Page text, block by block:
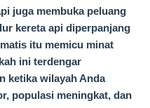
juga membuka peluang
kereta api diperpanjang
itu memicu minat
ini terdengar
ketika wilayah Anda
populasi meningkat, dan